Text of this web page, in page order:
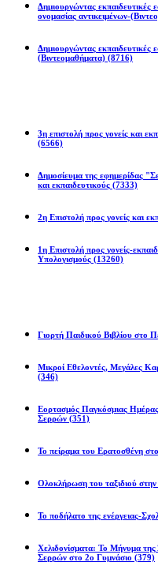
Δημιουργώντας
ονομασίας αντικειμένων-
Δημιουργώντας
(Βιντεομαθήματα) (8716)
3η επιστολή προς γονείς και
(6566)
Δημοσίευμα της εφημερίδας
και εκπαιδευτικούς (7333)
2η Eπιστολή προς γονείς και
1η Επιστολή προς γονείς-
Υπολογισμούς (13260)
Γιορτή Παιδικού Βιβλίου στο
Μικροί Εθελοντές, Μεγάλες
(346)
Εορτασμός Παγκόσμιας Ημέρας
Σερρών (351)
Το πείραμα του Ερατοσθένη
Ολοκλήρωση του ταξιδιού
Το ποδήλατο της ενέργειας-
Χελιδονίσματα: Το Μήνυμα της
Σερρών στο 2ο Γυμνάσιο (379)